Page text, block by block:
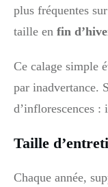
plus fréquentes
taille en fin
Ce calage simple
par inadvertance.
d’inflorescences
Taille
Chaque année,